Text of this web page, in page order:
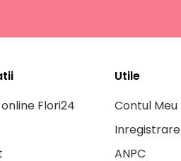
Flori24
Utile
Contul Meu
Inregistrare
ANPC